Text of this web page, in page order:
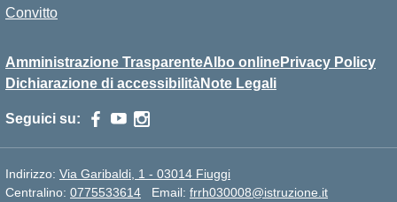
Convitto
Amministrazione TrasparenteAlbo onlinePrivacy Policy
Dichiarazione di accessibilitàNote Legali
Seguici su:
Indirizzo: Via Garibaldi, 1 - 03014 Fiuggi
Centralino: 0775533614 Email: frrh030008@istruzione.it